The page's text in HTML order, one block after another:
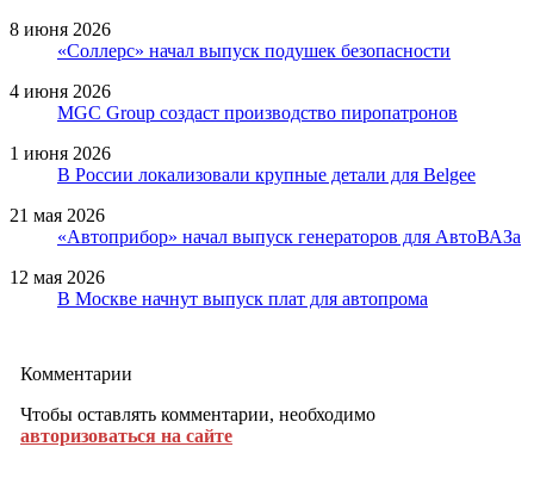
8 июня 2026
«Соллерс» начал выпуск подушек безопасности
4 июня 2026
MGC Group создаст производство пиропатронов
1 июня 2026
В России локализовали крупные детали для Belgee
21 мая 2026
«Автоприбор» начал выпуск генераторов для АвтоВАЗа
12 мая 2026
В Москве начнут выпуск плат для автопрома
Комментарии
Чтобы оставлять комментарии, необходимо
авторизоваться на сайте